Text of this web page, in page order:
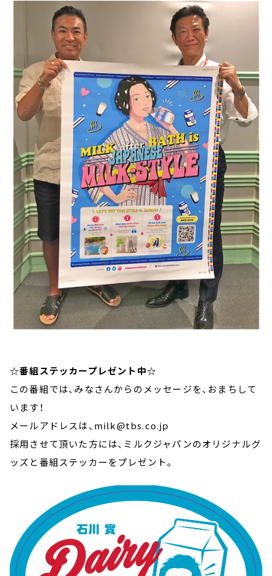
☆番組ステッカープレゼント中☆
この番組では、みなさんからのメッセージを、おまちして
います！
メールアドレスは、milk@tbs.co.jp
採用させて頂いた方には、ミルクジャパンのオリジナルグ
ッズと番組ステッカーをプレゼント。